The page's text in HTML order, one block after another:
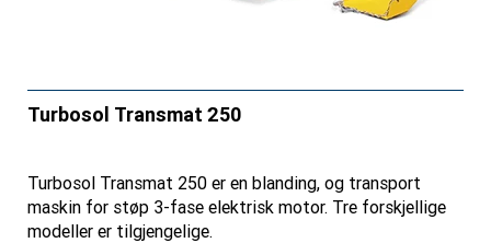
Turbosol Transmat 250
Turbosol Transmat 250 er en blanding, og transport
maskin for støp 3-fase elektrisk motor. Tre forskjellige
modeller er tilgjengelige.